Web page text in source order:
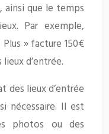
ainsi que le temps
Par exemple,
» facture 150€
d’entrée.
des lieux d’entrée
nécessaire. Il est
photos ou des